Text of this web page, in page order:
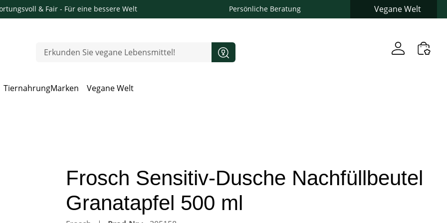
& Fair - Für eine bessere Welt Persönliche Beratung Vegane Welt
TiernahrungMarken
Vegane Welt
Frosch Sensitiv-Dusche Nachfüllbeutel
Granatapfel 500 ml